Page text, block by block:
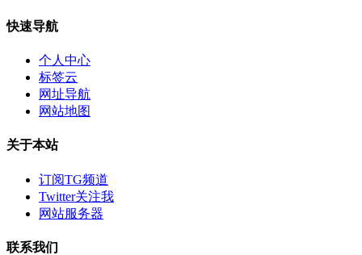
快速导航
个人中心
标签云
网址导航
网站地图
关于本站
订阅TG频道
Twitter关注我
网站服务器
联系我们